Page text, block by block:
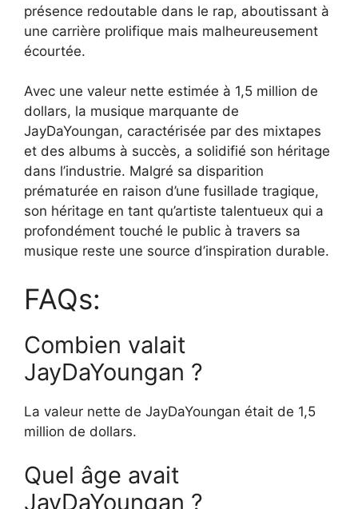
présence redoutable dans le rap, aboutissant à
une carrière prolifique mais malheureusement
écourtée.
Avec une valeur nette estimée à 1,5 million de
dollars, la musique marquante de
JayDaYoungan, caractérisée par des mixtapes
et des albums à succès, a solidifié son héritage
dans l’industrie. Malgré sa disparition
prématurée en raison d’une fusillade tragique,
son héritage en tant qu’artiste talentueux qui a
profondément touché le public à travers sa
musique reste une source d’inspiration durable.
FAQs:
Combien valait
JayDaYoungan ?
La valeur nette de JayDaYoungan était de 1,5
million de dollars.
Quel âge avait
JayDaYoungan ?